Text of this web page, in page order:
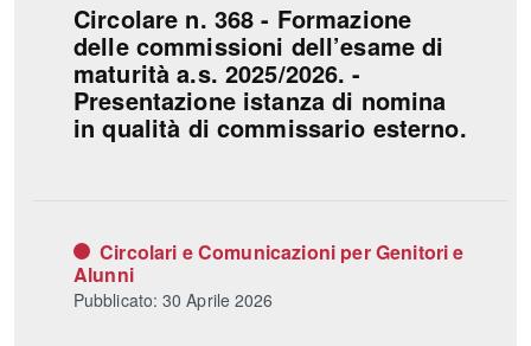
Circolare n. 368 - Formazione
delle commissioni dell’esame di
maturità a.s. 2025/2026. -
Presentazione istanza di nomina
in qualità di commissario esterno.
Circolari e Comunicazioni per Genitori e
Alunni
Pubblicato: 30 Aprile 2026